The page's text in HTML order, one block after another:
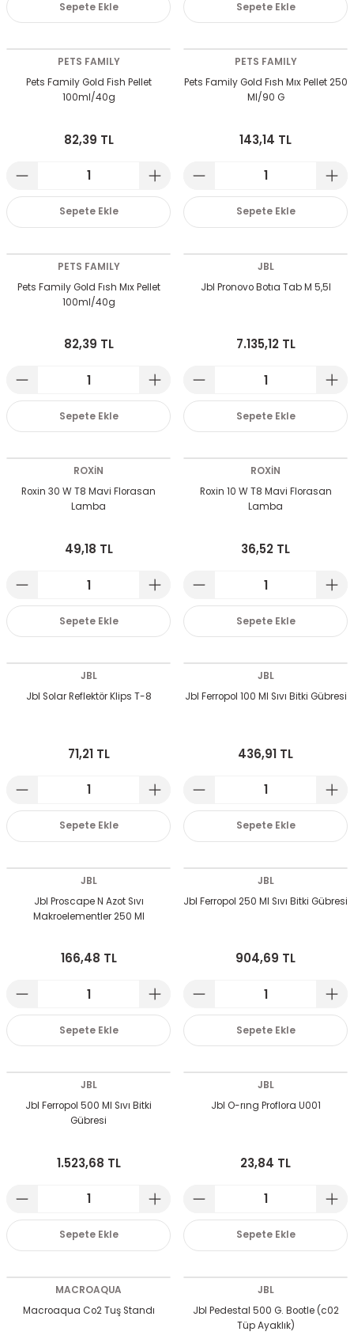
Sepete Ekle Sepete Ekle
PETS FAMILY
Pets Family Gold Fish Pellet
100ml/40g
82,39 TL
Sepete Ekle
PETS FAMILY
Pets Family Gold Fısh Mıx Pellet 250
Ml/90 G
143,14 TL
Sepete Ekle
PETS FAMILY
Pets Family Gold Fısh Mıx Pellet
100ml/40g
82,39 TL
Sepete Ekle
JBL
Jbl Pronovo Botıa Tab M 5,5l
7.135,12 TL
Sepete Ekle
ROXİN
Roxin 30 W T8 Mavi Florasan
Lamba
49,18 TL
Sepete Ekle
ROXİN
Roxin 10 W T8 Mavi Florasan
Lamba
36,52 TL
Sepete Ekle
JBL
Jbl Solar Reflektör Klips T-8
71,21 TL
Sepete Ekle
JBL
Jbl Ferropol 100 Ml Sıvı Bitki Gübresi
436,91 TL
Sepete Ekle
JBL
Jbl Proscape N Azot Sıvı
Makroelementler 250 Ml
166,48 TL
Sepete Ekle
JBL
Jbl Ferropol 250 Ml Sıvı Bitki Gübresi
904,69 TL
Sepete Ekle
JBL
Jbl Ferropol 500 Ml Sıvı Bitki
Gübresi
1.523,68 TL
Sepete Ekle
JBL
Jbl O-rıng Proflora U001
23,84 TL
Sepete Ekle
MACROAQUA
Macroaqua Co2 Tuş Standı
JBL
Jbl Pedestal 500 G. Bootle (c02
Tüp Ayaklık)